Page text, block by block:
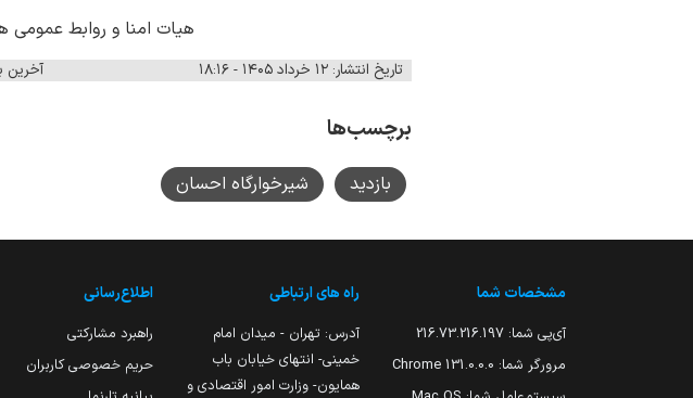
هیات امنا و روابط عمومی های اداره کل و
تاریخ انتشار: ۱۲ خرداد ۱۴۰۵ - ۱۸:۱۶ آخرین
برچسب‌ها
بازدید شیرخوارگاه احسان
مشخصات شما
آی‌پی شما: 216.73.216.197
مرورگر شما: 131.0.0.0 Chrome
راه های ارتباطی
آدرس: تهران - میدان امام
خمینی- انتهای خیابان باب
همایون- وزارت امور اقتصادی و
اطلاع‌رسانی
راهبرد مشارکتی
حریم خصوصی کاربران